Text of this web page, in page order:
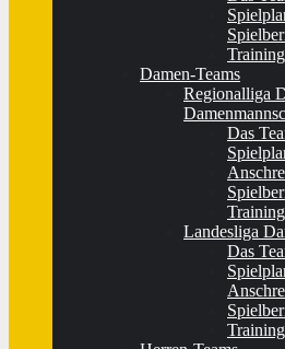
Damen-Teams
Regionalliga
Das
Landesliga
Das